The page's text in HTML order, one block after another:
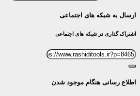
ارسال به شبکه های اجتماعی
اشتراک گذاری در شبکه های اجتماعی
اطلاع رسانی هنگام موجود شدن